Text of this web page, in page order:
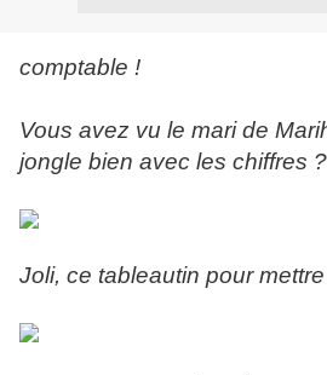
comptable !
Vous avez vu le mari de
jongle bien avec les chiffres ?
Joli, ce tableautin pour